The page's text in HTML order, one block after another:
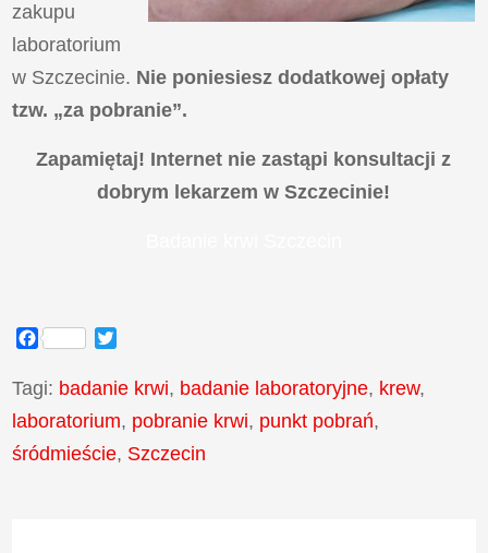
zakupu
laboratorium
w Szczecinie. Nie poniesiesz dodatkowej opłaty
tzw. „za pobranie”.
Zapamiętaj! Internet nie zastąpi konsultacji z
dobrym lekarzem w Szczecinie!
Facebook
Tagi: badanie krwi, badanie laboratoryjne, krew,
laboratorium, pobranie krwi, punkt pobrań,
śródmieście, Szczecin